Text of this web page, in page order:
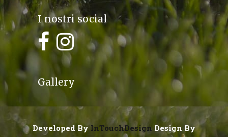
I nostri social
Gallery
Developed ByInTouchDesign Design By